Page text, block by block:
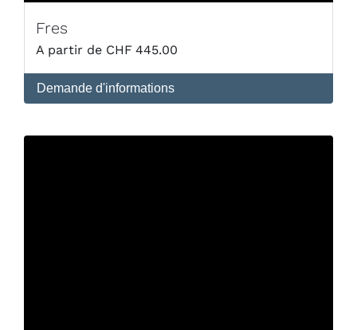
Fres
CHF 445.00
Demande d'informations